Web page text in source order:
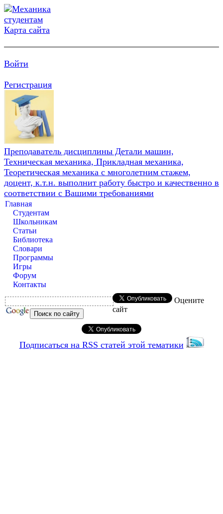
Карта сайта
Войти
Регистрация
Преподаватель дисциплины Детали машин,
Техническая механика, Прикладная механика,
Теоретическая механика с многолетним стажем,
доцент, к.т.н. выполнит работу быстро и качественно в
соответствии с Вашими требованиями
Главная
Студентам
Школьникам
Статьи
Библиотека
Словари
Программы
Игры
Форум
Контакты
Оцените
сайт
Подписаться на RSS статей этой тематики